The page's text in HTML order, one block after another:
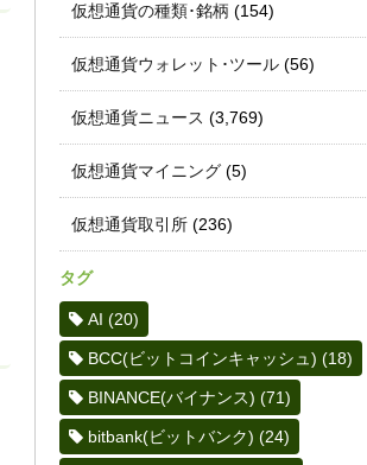
仮想通貨の種類･銘柄 (154)
仮想通貨ウォレット･ツール (56)
仮想通貨ニュース (3,769)
仮想通貨マイニング (5)
仮想通貨取引所 (236)
タグ
AI (20)
BCC(ビットコインキャッシュ) (18)
BINANCE(バイナンス) (71)
bitbank(ビットバンク) (24)